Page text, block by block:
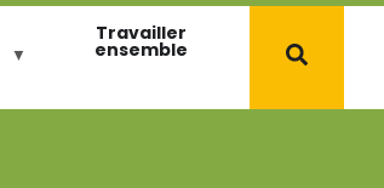
Travailler
ensemble